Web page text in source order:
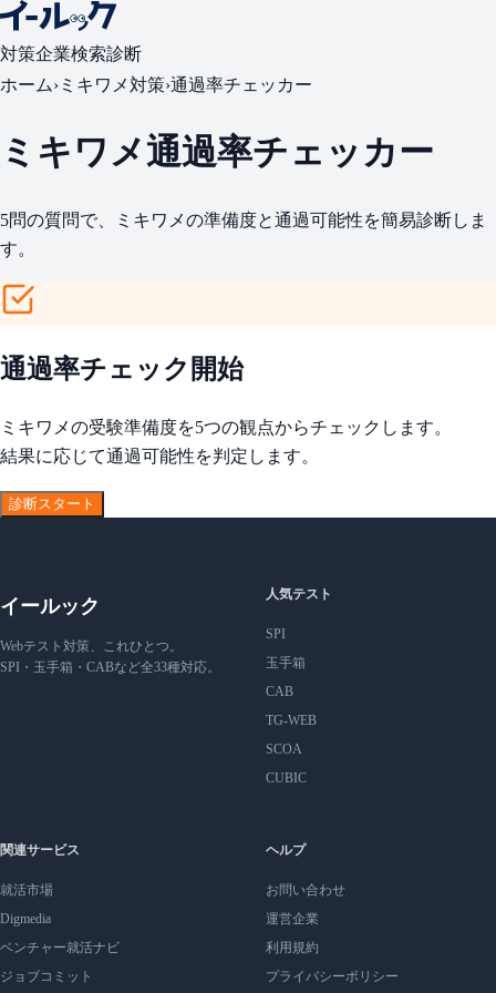
対策企業検索診断
ホーム› ミキワメ対策›通過率チェッカー
ミキワメ通過率チェッカー
5問の質問で、ミキワメの準備度と通過可能性を簡易診断しま
す。
通過率チェック開始
ミキワメの受験準備度を5つの観点からチェックします。
結果に応じて通過可能性を判定します。
診断スタート
イールック
Webテスト対策、これひとつ。
SPI・玉手箱・CABなど全33種対応。
人気テスト
SPI
玉手箱
CAB
TG-WEB
SCOA
CUBIC
関連サービス
就活市場
Digmedia
ベンチャー就活ナビ
ジョブコミット
ヘルプ
お問い合わせ
運営企業
利用規約
プライバシーポリシー